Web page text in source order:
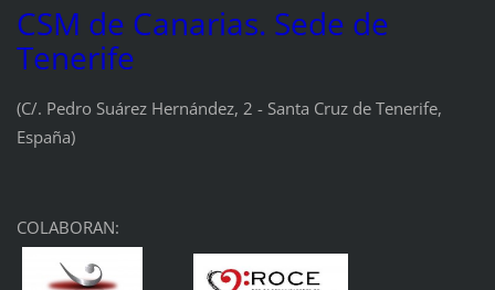
CSM de Canarias. Sede de
Tenerife
(C/. Pedro Suárez Hernández, 2 - Santa Cruz de Tenerife,
España)
COLABORAN: